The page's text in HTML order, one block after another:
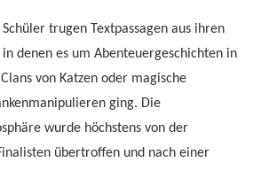
trugen Textpassagen aus ihren
denen es um Abenteuergeschichten in
von Katzen oder magische
ging. Die
wurde höchstens von der
übertroffen und nach einer